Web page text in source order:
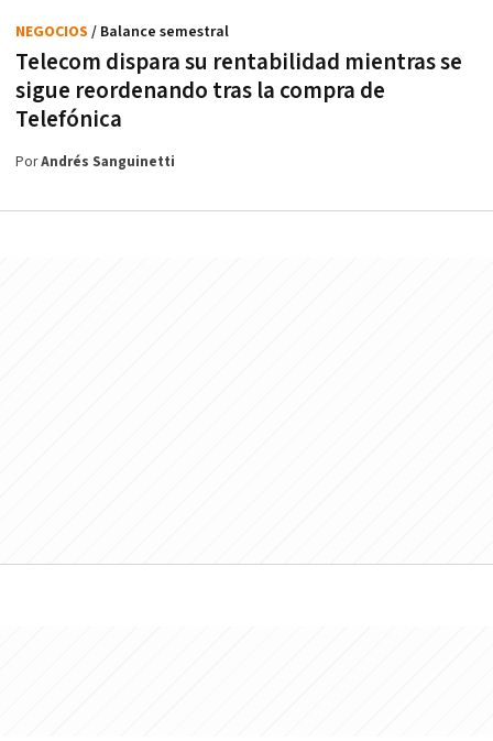
Telecom dispara su rentabilidad mientras se
sigue reordenando tras la compra de
Telefónica
NEGOCIOS / Balance semestral
PorAndrés Sanguinetti